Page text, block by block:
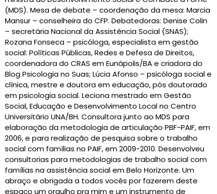
(MDS). Mesa de debate – coordenação da mesa: Marcia
Mansur – conselheira do CFP. Debatedoras: Denise Colin
– secretária Nacional da Assistência Social (SNAS);
Rozana Fonseca – psicóloga, especialista em gestão
social: Políticas Públicas, Redes e Defesa de Direitos,
coordenadora do CRAS em Eunápolis/BA e criadora do
Blog Psicologia no Suas; Lúcia Afonso – psicóloga social e
clínica, mestre e doutora em educação, pós doutorado
em psicologia social. Leciona mestrado em Gestão
Social, Educação e Desenvolvimento Local no Centro
Universitário UNA/BH. Consultora junto ao MDS para
elaboração da metodologia de articulação PBF-PAIF, em
2006, e para realização de pesquisa sobre o trabalho
social com famílias no PAIF, em 2009-2010. Desenvolveu
consultorias para metodologias de trabalho social com
famílias na assistência social em Belo Horizonte. Um
abraço e obrigada a todos vocês por fazerem deste
espaço um orgulho pra mim e um instrumento de